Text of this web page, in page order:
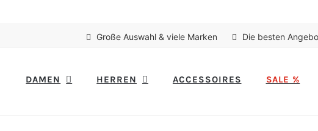
Große Auswahl & viele Marken Die besten
DAMEN HERREN ACCESSOIRES SALE %